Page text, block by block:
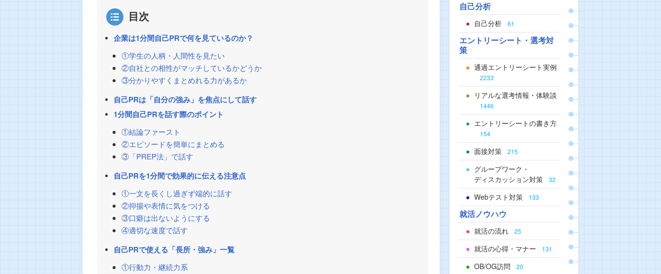
目次
企業は1分間自己PRで何を見ているのか？
①学生の人柄・人間性を見たい
②自社との相性がマッチしているかどうか
③分かりやすくまとめれる力があるか
自己PRは「自分の強み」を焦点にして話す
1分間自己PRを話す際のポイント
①結論ファースト
②エピソードを簡単にまとめる
③「PREP法」で話す
自己PRを1分間で効果的に伝える注意点
①一文を長くし過ぎず端的に話す
②抑揚や表情に気をつける
③口癖は出ないようにする
④適切な速度で話す
自己PRで使える「長所・強み」一覧
①行動力・継続力系
自己分析
自己分析 61
エントリーシート・選考対
策
通過エントリーシート実例
2233
リアルな選考情報・体験談
1446
エントリーシートの書き方
154
面接対策 215
グループワーク・
ディスカッション対策
32
Webテスト対策 133
就活ノウハウ
就活の流れ 25
就活の心得・マナー 131
OB/OG訪問 20